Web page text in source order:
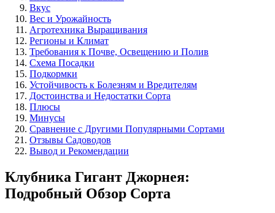
Вкус
Вес и Урожайность
Агротехника Выращивания
Регионы и Климат
Требования к Почве, Освещению и Полив
Схема Посадки
Подкормки
Устойчивость к Болезням и Вредителям
Достоинства и Недостатки Сорта
Плюсы
Минусы
Сравнение с Другими Популярными Сортами
Отзывы Садоводов
Вывод и Рекомендации
Клубника Гигант Джорнея:
Подробный Обзор Сорта